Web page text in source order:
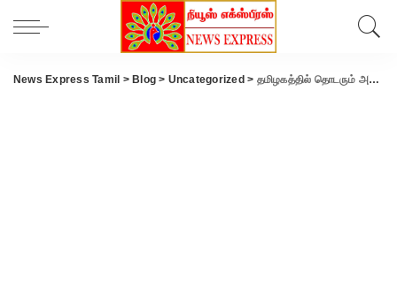
News Express Tamil > Blog > Uncategorized > தமிழகத்தில் தொடரும் அதிகாரிகள் பணியிட மாற்றம்